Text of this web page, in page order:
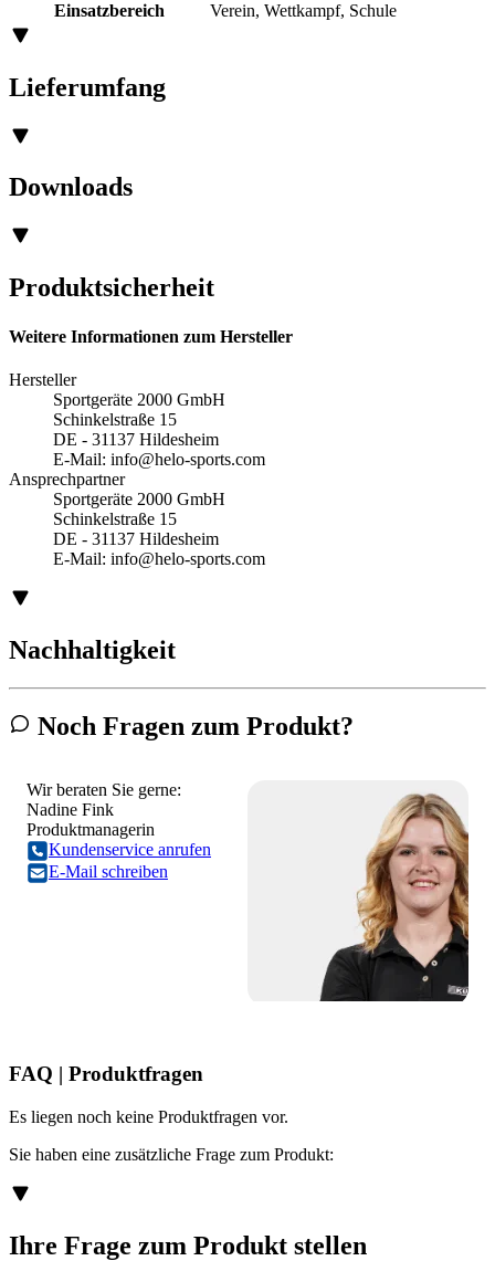
Einsatzbereich Verein, Wettkampf, Schule
Lieferumfang
Downloads
Produktsicherheit
Weitere Informationen zum Hersteller
Hersteller
Sportgeräte 2000 GmbH
Schinkelstraße 15
DE - 31137 Hildesheim
E-Mail: info@helo-sports.com
Ansprechpartner
Sportgeräte 2000 GmbH
Schinkelstraße 15
DE - 31137 Hildesheim
E-Mail: info@helo-sports.com
Nachhaltigkeit
Noch Fragen zum Produkt?
Wir beraten Sie gerne:
Nadine Fink
Produktmanagerin
Kundenservice anrufen
E-Mail schreiben
FAQ | Produktfragen
Es liegen noch keine Produktfragen vor.
Sie haben eine zusätzliche Frage zum Produkt:
Ihre Frage zum Produkt stellen